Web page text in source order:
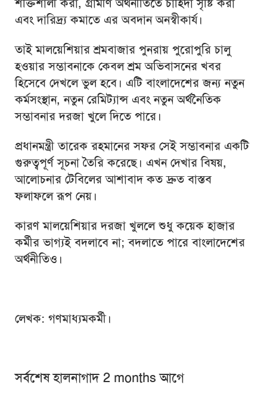
এবং দারিদ্র্য কমাতে এর অবদান অনস্বীকার্য।
তাই মালয়েশিয়ার শ্রমবাজার পুনরায় পুরোপুরি চালু
হওয়ার সম্ভাবনাকে কেবল শ্রম অভিবাসনের খবর
হিসেবে দেখলে ভুল হবে। এটি বাংলাদেশের জন্য নতুন
কর্মসংস্থান, নতুন রেমিট্যান্স এবং নতুন অর্থনৈতিক
সম্ভাবনার দরজা খুলে দিতে পারে।
প্রধানমন্ত্রী তারেক রহমানের সফর সেই সম্ভাবনার একটি
গুরুত্বপূর্ণ সূচনা তৈরি করেছে। এখন দেখার বিষয়,
আলোচনার টেবিলের আশাবাদ কত দ্রুত বাস্তব
ফলাফলে রূপ নেয়।
কারণ মালয়েশিয়ার দরজা খুললে শুধু কয়েক হাজার
কর্মীর ভাগ্যই বদলাবে না; বদলাতে পারে বাংলাদেশের
অর্থনীতিও।
লেখক: গণমাধ্যমকর্মী।
সর্বশেষ হালনাগাদ 2 months আগে